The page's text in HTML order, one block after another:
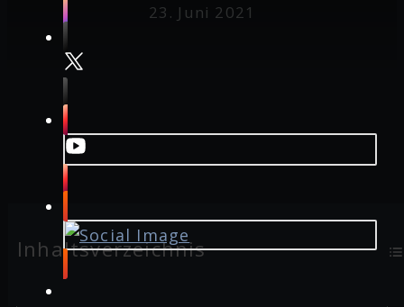
23. Juni 2021
Inhaltsverzeichnis